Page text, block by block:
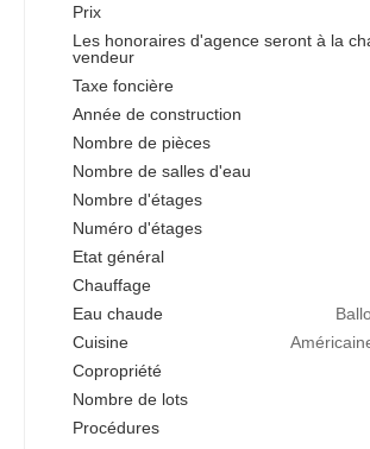
Prix
Les honoraires d'agence seront à la
vendeur
Taxe foncière
Année de construction
Nombre de pièces
Nombre de salles d'eau
Nombre d'étages
Numéro d'étages
Etat général
Chauffage
Eau chaude
Cuisine
Copropriété
Nombre de lots
Procédures